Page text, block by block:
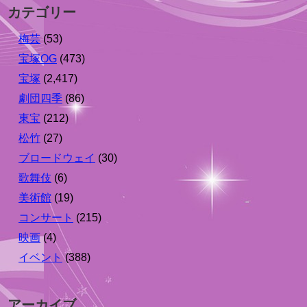
カテゴリー
梅芸(53)
宝塚OG (473)
宝塚 (2,417)
劇団四季 (86)
東宝 (212)
松竹 (27)
ブロードウェイ (30)
歌舞伎 (6)
美術館 (19)
コンサート (215)
映画(4)
イベント(388)